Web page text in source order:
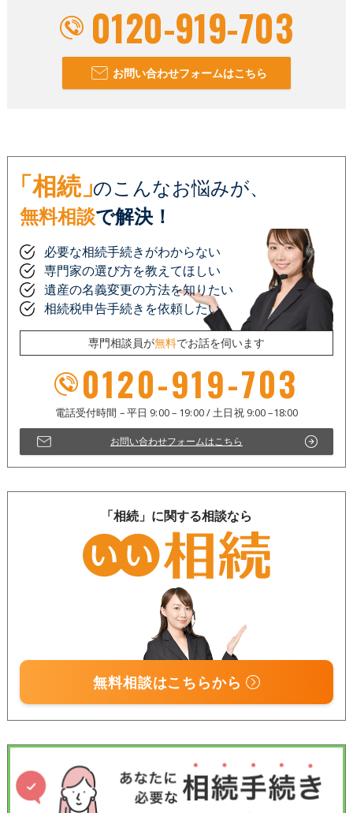
0120-919-703
お問い合わせフォームはこちら
「相続」のこんなお悩みが、
無料相談で解決！
必要な相続手続きがわからない
専門家の選び方を教えてほしい
遺産の名義変更の方法を知りたい
相続税申告手続きを依頼したい
専門相談員が無料でお話を伺います
0120-919-703
お問い合わせフォームはこちら
「相続」に関する相談なら
無料相談はこちらから